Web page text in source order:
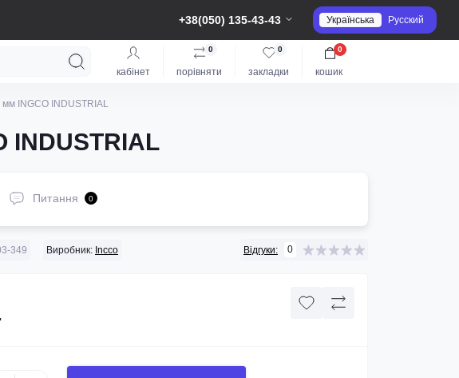
+38(050) 135-43-43 Українська Русский
кабінет порівняти
0
закладки
0
кошик
0
INGCO INDUSTRIAL
INDUSTRIAL
Питання 0
349 Виробник: Incco Відгуки: 0